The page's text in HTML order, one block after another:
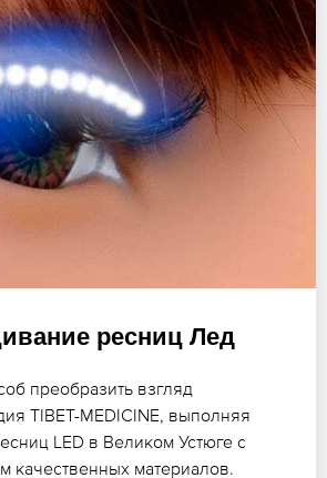
ресниц Лед
преобразить взгляд
TIBET-MEDICINE, выполняя
LED в Великом Устюге с
качественных материалов.